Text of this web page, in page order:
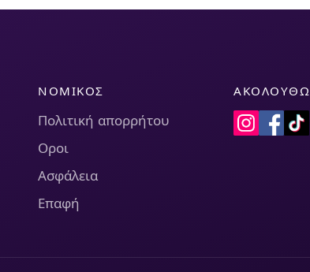
ΝΟΜΙΚΌΣ
Πολιτική απορρήτου
Οροι
Ασφάλεια
Επαφή
ΑΚΟΛΟΥΘΏ